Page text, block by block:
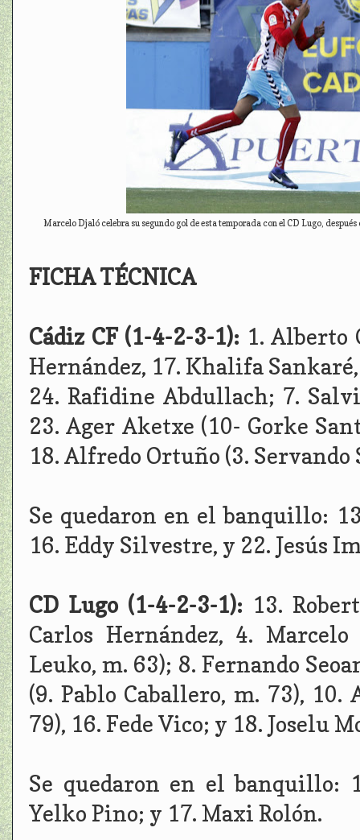
Marcelo Djaló celebra su segundo gol de esta temporada con el CD Lugo,
FICHA TÉCNICA
Cádiz CF (1-4-2-3-1): 1. Alberto
Hernández, 17. Khalifa
24. Rafidine Abdullach; 7.
23. Ager Aketxe (10- Gorke
18. Alfredo Ortuño (3. Servando
Se quedaron en el banquillo:
16. Eddy Silvestre, y 22. Jesús
CD Lugo (1-4-2-3-1): 13.
Carlos Hernández, 4.
Leuko, m. 63); 8. Fernando
(9. Pablo Caballero, m. 73),
79), 16. Fede Vico; y 18. Joselu
Se quedaron en el banquillo:
Yelko Pino; y 17. Maxi Rolón.